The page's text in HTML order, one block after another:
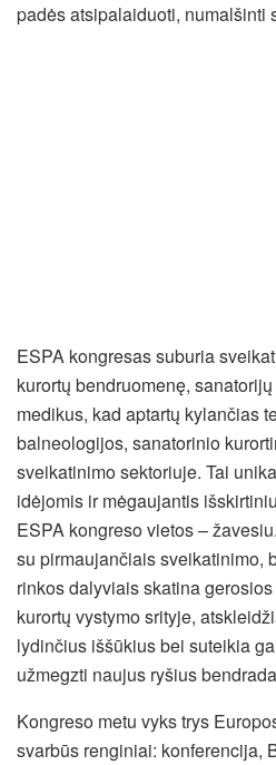
padės atsipalaiduoti, numalšinti
ESPA kongresas suburia
kurortų bendruomenę,
medikus, kad aptartų kylančias
balneologijos, sanatorinio
sveikatinimo sektoriuje. Tai
idėjomis ir mėgaujantis
ESPA kongreso vietos –
su pirmaujančiais sveikatinimo,
rinkos dalyviais skatina
kurortų vystymo srityje,
lydinčius iššūkius bei suteikia
užmegzti naujus ryšius
Kongreso metu vyks trys
svarbūs renginiai: konferencija,